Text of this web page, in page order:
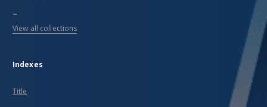
...
View all collections
Indexes
Title